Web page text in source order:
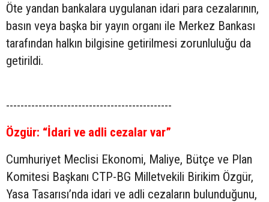
Öte yandan bankalara uygulanan idari para cezalarının,
basın veya başka bir yayın organı ile Merkez Bankası
tarafından halkın bilgisine getirilmesi zorunluluğu da
getirildi.
----------------------------------------------
Özgür: “İdari ve adli cezalar var”
Cumhuriyet Meclisi Ekonomi, Maliye, Bütçe ve Plan
Komitesi Başkanı CTP-BG Milletvekili Birikim Özgür,
Yasa Tasarısı’nda idari ve adli cezaların bulunduğunu,